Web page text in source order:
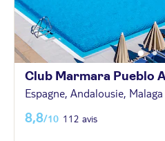
Club Marmara Pueblo
Espagne, Andalousie, Malaga
8,8/10 112 avis